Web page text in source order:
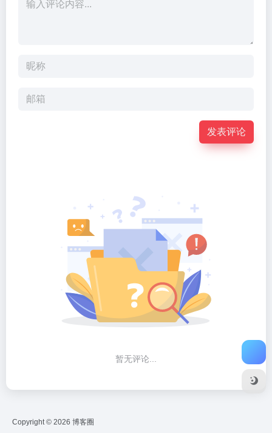
发表评论
暂无评论...
Copyright © 2026 博客圈